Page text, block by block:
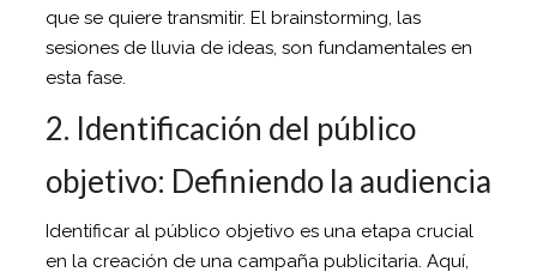
que se quiere transmitir. El brainstorming, las
sesiones de lluvia de ideas, son fundamentales en
esta fase.
2. Identificación del público
objetivo: Definiendo la audiencia
Identificar al público objetivo es una etapa crucial
en la creación de una campaña publicitaria. Aquí,